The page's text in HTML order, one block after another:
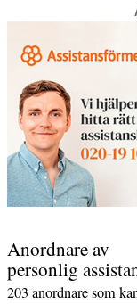
Anordnare av
personlig
203 anordnare som